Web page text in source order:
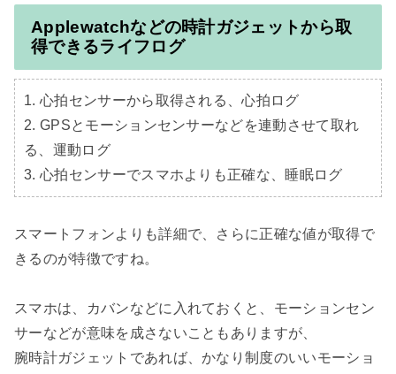
Applewatchなどの時計ガジェットから取
得できるライフログ
1. 心拍センサーから取得される、心拍ログ
2. GPSとモーションセンサーなどを連動させて取れ
る、運動ログ
3. 心拍センサーでスマホよりも正確な、睡眠ログ
スマートフォンよりも詳細で、さらに正確な値が取得で
きるのが特徴ですね。
スマホは、カバンなどに入れておくと、モーションセン
サーなどが意味を成さないこともありますが、
腕時計ガジェットであれば、かなり制度のいいモーショ